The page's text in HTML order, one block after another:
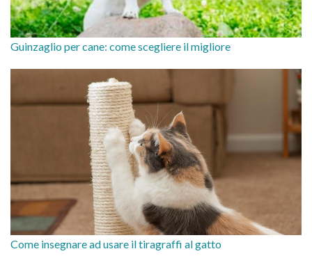
Guinzaglio per cane: come scegliere il migliore
Come insegnare ad usare il tiragraffi al gatto